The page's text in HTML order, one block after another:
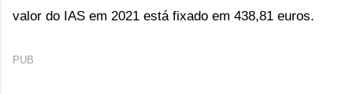
valor do IAS em 2021 está fixado em 438,81 euros.
PUB